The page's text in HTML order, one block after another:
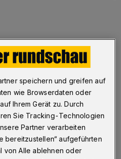
bei
Niederschläge im Juli 2021
im Morsbachtal stark
ist ein Abschnitt des
Zuge der Regionale 2006
die städtische
Wichernhaus den
speichern und greifen auf
wie Browserdaten oder
Ihrem Gerät zu. Durch
Sie Tracking-Technologien
Partner verarbeiten
bereitzustellen“ aufgeführten
von Alle ablehnen oder